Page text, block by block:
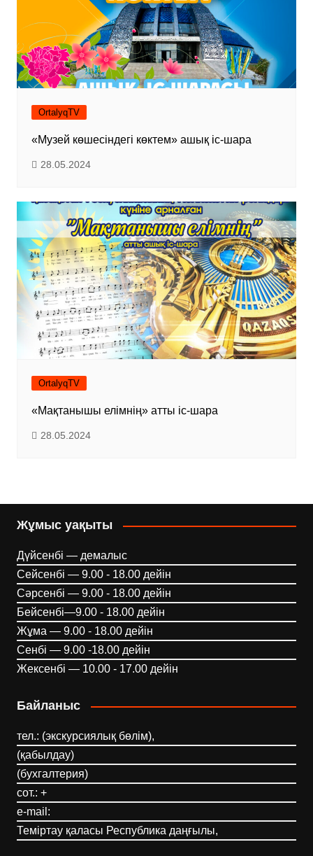
OrtalyqTV
«Музей көшесіндегі көктем» ашық іс-шара
28.05.2024
OrtalyqTV
«Мақтанышы елімнің» атты іс-шара
28.05.2024
Жұмыс уақыты
Дүйсенбі — демалыс
Сейсенбі — 9.00 - 18.00 дейін
Сәрсенбі — 9.00 - 18.00 дейін
Бейсенбі—9.00 - 18.00 дейін
Жұма — 9.00 - 18.00 дейін
Сенбі — 9.00 -18.00 дейін
Жексенбі — 10.00 - 17.00 дейін
Байланыс
тел.: (экскурсиялық бөлім),
(қабылдау)
(бухгалтерия)
сот.: +
e-mail:
Теміртау қаласы Республика даңғылы,